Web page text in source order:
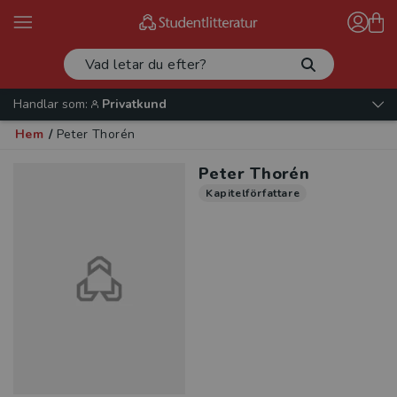
Handlar som:
Privatkund
Hem / Peter Thorén
Peter Thorén
Kapitelförfattare